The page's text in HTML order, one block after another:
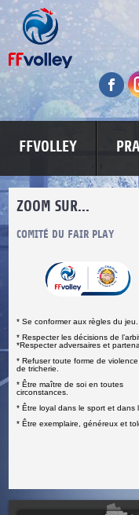
FFVOLLEY
ZOOM SUR...
COMITÉ DU FAIR PLAY
* Se conformer aux règles du jeu.
* Respecter les décisions de
*Respecter adversaires et
* Refuser toute forme de
de tricherie.
* Être maître de soi en toutes
circonstances.
* Être loyal dans le sport et dans
* Être exemplaire, généreux et